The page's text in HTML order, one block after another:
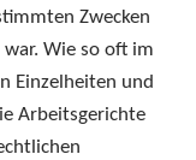
Zwecken
Wie so oft im
Einzelheiten und
Arbeitsgerichte